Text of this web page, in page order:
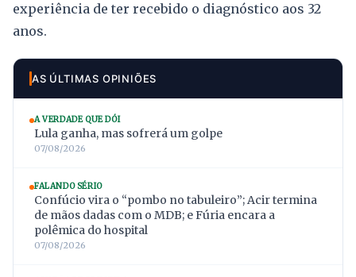
experiência de ter recebido o diagnóstico aos 32
anos.
AS ÚLTIMAS OPINIÕES
A VERDADE QUE DÓI
Lula ganha, mas sofrerá um golpe
07/08/2026
FALANDO SÉRIO
Confúcio vira o “pombo no tabuleiro”; Acir termina
de mãos dadas com o MDB; e Fúria encara a
polêmica do hospital
07/08/2026